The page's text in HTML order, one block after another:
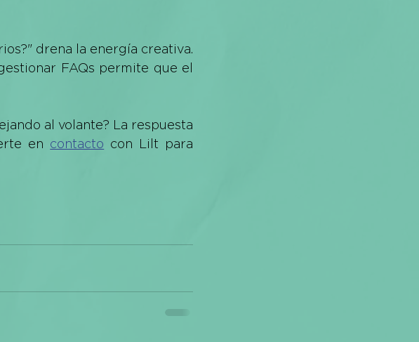
drena la energía creativa.
al volante? La respuesta
en contacto con Lilt para